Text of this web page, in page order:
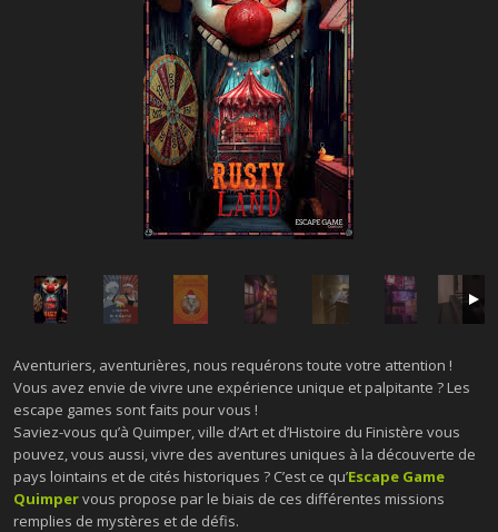
Aventuriers, aventurières, nous requérons toute votre attention !
Vous avez envie de vivre une expérience unique et palpitante ? Les
escape games sont faits pour vous !
Saviez-vous qu’à Quimper, ville d’Art et d’Histoire du Finistère vous
pouvez, vous aussi, vivre des aventures uniques à la découverte de
pays lointains et de cités historiques ? C’est ce qu’Escape Game
Quimpervous propose par le biais de ces différentes missions
remplies de mystères et de défis.